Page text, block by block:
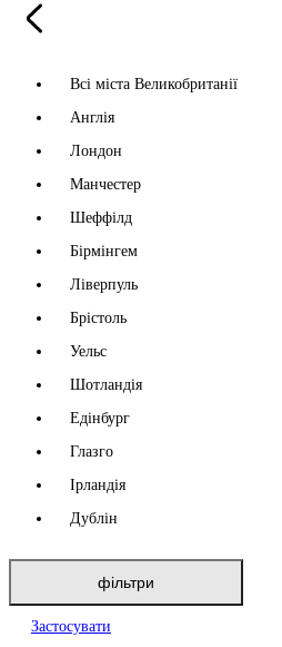
Всі міста Великобританії
Англія
Лондон
Манчестер
Шеффілд
Бірмінгем
Ліверпуль
Брістоль
Уельс
Шотландія
Едінбург
Глазго
Ірландія
Дублін
фільтри
Застосувати